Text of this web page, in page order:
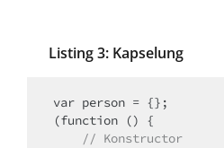
Listing 3: Kapselung
var person = {};
    // Konstructor